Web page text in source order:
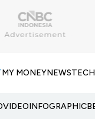
MY MONEYNEWSTECH
VIDEOINFOGRAPHIC